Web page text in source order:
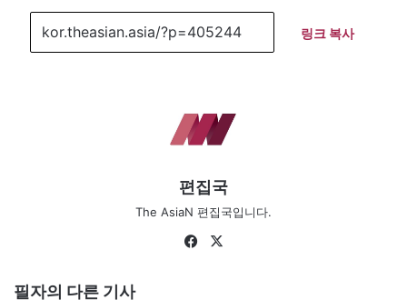
링크 복사
편집국
The AsiaN 편집국입니다.
Facebook
필자의 다른 기사